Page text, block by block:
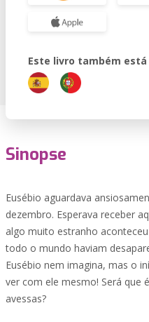
Este livro também está
Sinopse
Eusébio aguardava
dezembro. Esperava receber
algo muito estranho
todo o mundo haviam
Eusébio nem imagina, mas o
ver com ele mesmo! Será que
avessas?